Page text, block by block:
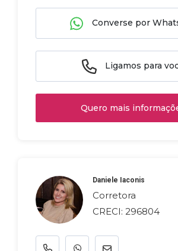
Converse por
Ligamos para
Quero mais
Daniele Iaconis
Corretora
CRECI: 296804